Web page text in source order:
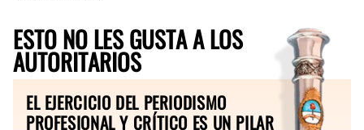
ESTO NO LES GUSTA A LOS
AUTORITARIOS
EL EJERCICIO DEL PERIODISMO
PROFESIONAL Y CRÍTICO ES UN PILAR